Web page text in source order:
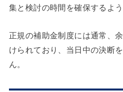
集と検討の時間を確保するよ
正規の補助金制度には通常、
けられており、当日中の決断
ん。